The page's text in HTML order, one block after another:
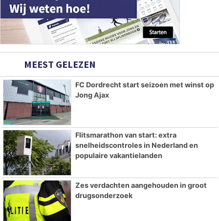
MEEST GELEZEN
FC Dordrecht start seizoen met winst op
Jong Ajax
Flitsmarathon van start: extra
snelheidscontroles in Nederland en
populaire vakantielanden
Zes verdachten aangehouden in groot
drugsonderzoek